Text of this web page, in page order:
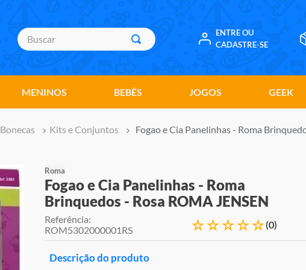
Buscar
ENTRE OU
CADASTRE-SE
MENINOS BEBÊS JOGOS GEEK
Bonecas Kits e Conjuntos Fogao e Cia Panelinhas - Roma
Roma
Fogao e Cia Panelinhas - Roma
Brinquedos - Rosa ROMA JENSEN
Referência:
ROM5302000001RS
☆☆☆☆☆(0)
Descrição do produto